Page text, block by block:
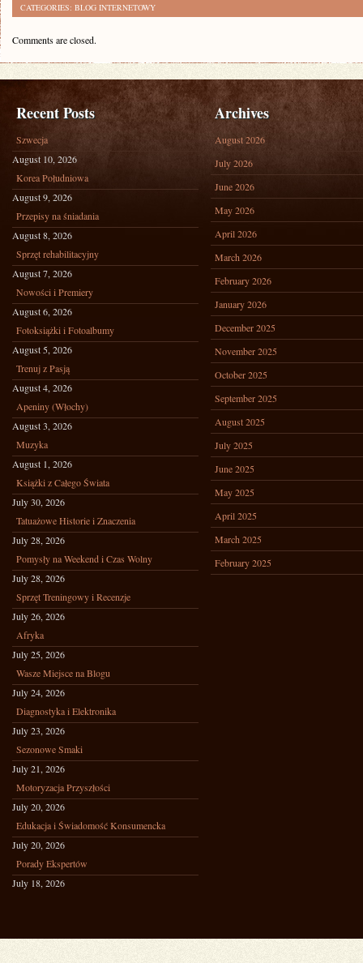
CATEGORIES: BLOG INTERNETOWY
Comments are closed.
Recent Posts
Szwecja
August 10, 2026
Korea Południowa
August 9, 2026
Przepisy na śniadania
August 8, 2026
Sprzęt rehabilitacyjny
August 7, 2026
Nowości i Premiery
August 6, 2026
Fotoksiążki i Fotoalbumy
August 5, 2026
Trenuj z Pasją
August 4, 2026
Apeniny (Włochy)
August 3, 2026
Muzyka
August 1, 2026
Książki z Całego Świata
July 30, 2026
Tatuażowe Historie i Znaczenia
July 28, 2026
Pomysły na Weekend i Czas Wolny
July 28, 2026
Sprzęt Treningowy i Recenzje
July 26, 2026
Afryka
July 25, 2026
Wasze Miejsce na Blogu
July 24, 2026
Diagnostyka i Elektronika
July 23, 2026
Sezonowe Smaki
July 21, 2026
Motoryzacja Przyszłości
July 20, 2026
Edukacja i Świadomość Konsumencka
July 20, 2026
Porady Ekspertów
July 18, 2026
Archives
August 2026
July 2026
June 2026
May 2026
April 2026
March 2026
February 2026
January 2026
December 2025
November 2025
October 2025
September 2025
August 2025
July 2025
June 2025
May 2025
April 2025
March 2025
February 2025